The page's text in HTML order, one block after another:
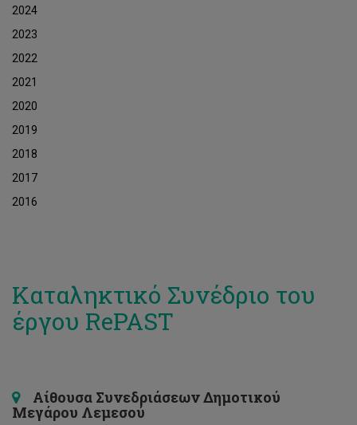
2024
2023
2022
2021
2020
2019
2018
2017
2016
Καταληκτικό Συνέδριο του
έργου RePAST
Αίθουσα Συνεδριάσεων Δημοτικού
Μεγάρου Λεμεσού